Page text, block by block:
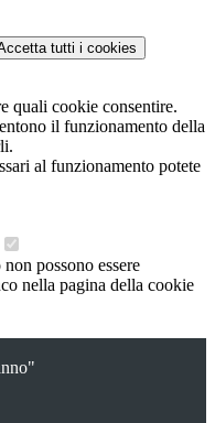
tutti i cookies
quali cookie consentire.
il funzionamento della
al funzionamento potete
possono essere
nella pagina della cookie